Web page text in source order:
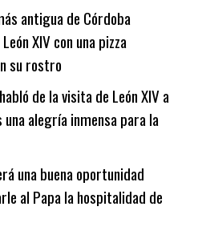
antigua de Córdoba
XIV con una pizza
su rostro
de la visita de León XIV a
una alegría inmensa para la
una buena oportunidad
al Papa la hospitalidad de